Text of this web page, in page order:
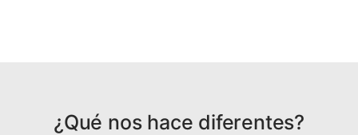
¿Qué nos hace diferentes?